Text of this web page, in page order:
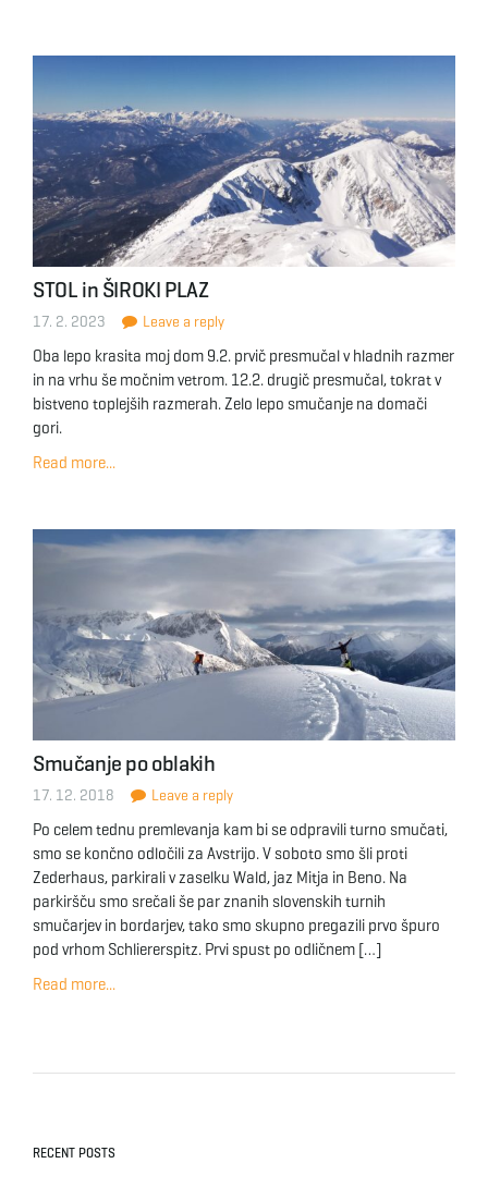
n
STOL in ŠIROKI PLAZ
17. 2. 2023 Leave a reply
Oba lepo krasita moj dom 9.2. prvič presmučal v hladnih razmer
in na vrhu še močnim vetrom. 12.2. drugič presmučal, tokrat v
bistveno toplejših razmerah. Zelo lepo smučanje na domači
gori.
Read more...
Smučanje po oblakih
17. 12. 2018 Leave a reply
Po celem tednu premlevanja kam bi se odpravili turno smučati,
smo se končno odločili za Avstrijo. V soboto smo šli proti
Zederhaus, parkirali v zaselku Wald, jaz Mitja in Beno. Na
parkiršču smo srečali še par znanih slovenskih turnih
smučarjev in bordarjev, tako smo skupno pregazili prvo špuro
pod vrhom Schliererspitz. Prvi spust po odličnem […]
Read more...
RECENT POSTS